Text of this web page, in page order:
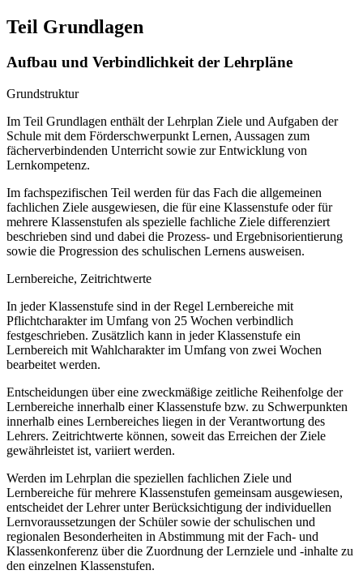
Teil Grundlagen
Aufbau und Verbindlichkeit der Lehrpläne
Grundstruktur
Im Teil Grundlagen enthält der Lehrplan Ziele und Aufgaben der
Schule mit dem Förderschwerpunkt Lernen, Aussagen zum
fächerverbindenden Unterricht sowie zur Entwicklung von
Lernkompetenz.
Im fachspezifischen Teil werden für das Fach die allgemeinen
fachlichen Ziele ausgewiesen, die für eine Klassenstufe oder für
mehrere Klassenstufen als spezielle fachliche Ziele differenziert
beschrieben sind und dabei die Prozess- und Ergebnisorientierung
sowie die Progression des schulischen Lernens ausweisen.
Lernbereiche, Zeitrichtwerte
In jeder Klassenstufe sind in der Regel Lernbereiche mit
Pflichtcharakter im Umfang von 25 Wochen verbindlich
festgeschrieben. Zusätzlich kann in jeder Klassenstufe ein
Lernbereich mit Wahlcharakter im Umfang von zwei Wochen
bearbeitet werden.
Entscheidungen über eine zweckmäßige zeitliche Reihenfolge der
Lernbereiche innerhalb einer Klassenstufe bzw. zu Schwerpunkten
innerhalb eines Lernbereiches liegen in der Verantwortung des
Lehrers. Zeitrichtwerte können, soweit das Erreichen der Ziele
gewährleistet ist, variiert werden.
Werden im Lehrplan die speziellen fachlichen Ziele und
Lernbereiche für mehrere Klassenstufen gemeinsam ausgewiesen,
entscheidet der Lehrer unter Berücksichtigung der individuellen
Lernvoraussetzungen der Schüler sowie der schulischen und
regionalen Besonderheiten in Abstimmung mit der Fach- und
Klassenkonferenz über die Zuordnung der Lernziele und -inhalte zu
den einzelnen Klassenstufen.